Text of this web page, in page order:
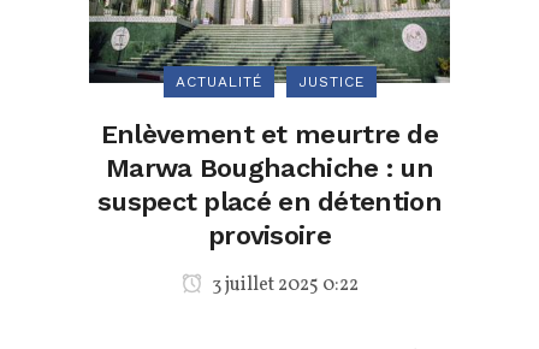
ACTUALITÉ JUSTICE
Enlèvement et meurtre de
Marwa Boughachiche : un
suspect placé en détention
provisoire
3 juillet 2025 0:22